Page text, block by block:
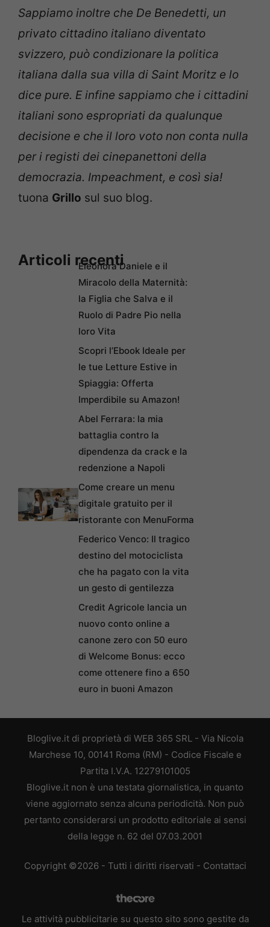
Sappiamo inoltre che De Benedetti, un
privato cittadino italiano diventato
svizzero, può condizionare la politica
italiana dalla sua villa di Saint Moritz e lo
dice pure. E infine sappiamo che i cittadini
italiani sono espropriati da qualunque
decisione e che il loro voto non conta nulla
per i registi dei cinepanettoni della
democrazia. Impeachment, e così sia!
tuona Grillo sul suo blog.
Articoli recentiEleonora Daniele e il
Miracolo della Maternità:
la Figlia che Salva e il
Ruolo di Padre Pio nella
loro Vita
Scopri l’Ebook Ideale per
le tue Letture Estive in
Spiaggia: Offerta
Imperdibile su Amazon!
Abel Ferrara: la mia
battaglia contro la
dipendenza da crack e la
redenzione a Napoli
Come creare un menu
digitale gratuito per il
ristorante con MenuForma
Federico Venco: Il tragico
destino del motociclista
che ha pagato con la vita
un gesto di gentilezza
Credit Agricole lancia un
nuovo conto online a
canone zero con 50 euro
di Welcome Bonus: ecco
come ottenere fino a 650
euro in buoni Amazon
Bloglive.it di proprietà di WEB 365 SRL - Via Nicola
Marchese 10, 00141 Roma (RM) - Codice Fiscale e
Partita I.V.A. 12279101005
Bloglive.it non è una testata giornalistica, in quanto
viene aggiornato senza alcuna periodicità. Non può
pertanto considerarsi un prodotto editoriale ai sensi
della legge n. 62 del 07.03.2001
Copyright ©2026 - Tutti i diritti riservati - Contattaci
Le attività pubblicitarie su questo sito sono gestite da